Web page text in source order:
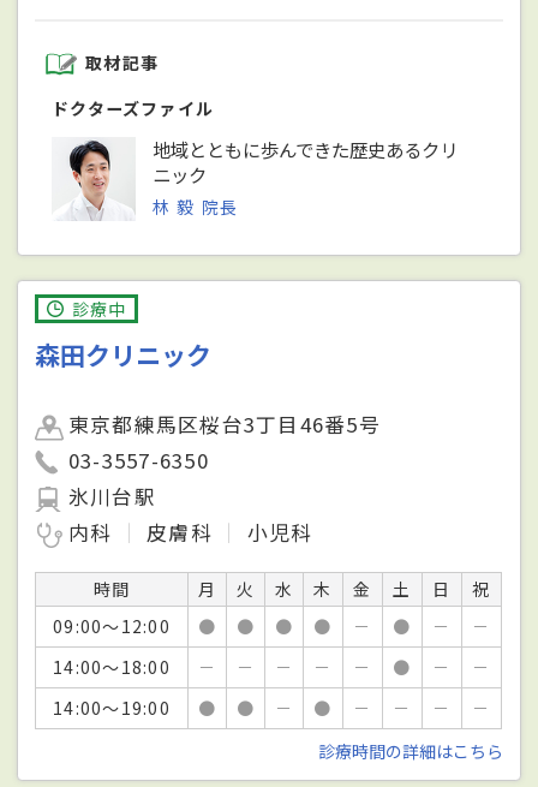
取材記事
ドクターズファイル
地域とともに歩んできた歴史あるクリ
ニック
林 毅 院長
診療中
森田クリニック
東京都練馬区桜台3丁目46番5号
03-3557-6350
氷川台駅
内科
皮膚科 小児科
時間 月 火 水 木 金 土 日
祝
09:00～12:00
● ● ● ● － ● －
－
14:00～18:00
－ － － － － ● －
－
14:00～19:00
● ● － ● － － －
－
診療時間の詳細はこちら